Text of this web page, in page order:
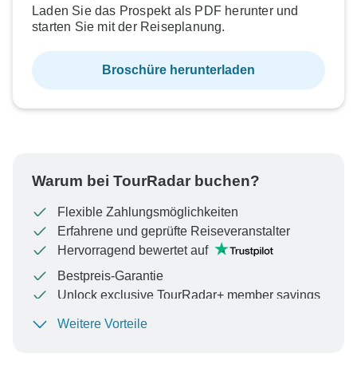
Laden Sie das Prospekt als PDF herunter und
starten Sie mit der Reiseplanung.
Broschüre herunterladen
Warum bei TourRadar buchen?
Flexible Zahlungsmöglichkeiten
Erfahrene und geprüfte Reiseveranstalter
Hervorragend bewertet auf
Bestpreis-Garantie
Unlock exclusive TourRadar+ member savings
Um Ihre Zahlung zu schützen und sicherzustellen,
Weitere Vorteile